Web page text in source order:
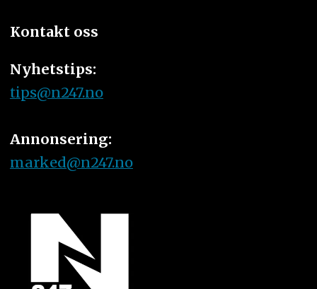
Kontakt oss
Nyhetstips:
tips@n247.no
Annonsering:
marked@n247.no